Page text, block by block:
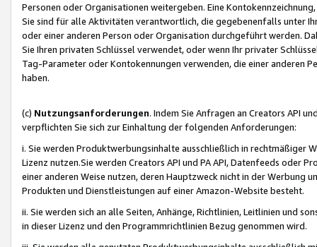
Personen oder Organisationen weitergeben. Eine
Sie sind für alle Aktivitäten verantwortlich, die gegebenenfalls unter
oder einer anderen Person oder Organisation durchgeführt werden.
Sie Ihren privaten Schlüssel verwendet, oder wenn Ihr privater
Tag-Parameter oder Kontokennungen verwenden, die einer anderen
haben.
(c) Nutzungsanforderungen. Indem Sie Anfragen an Creators API
verpflichten Sie sich zur Einhaltung der folgenden Anforderungen:
i. Sie werden Produktwerbungsinhalte ausschließlich in rechtmäßiger
Lizenz nutzen.Sie werden Creators API und PA API, Datenfeeds oder
einer anderen Weise nutzen, deren Hauptzweck nicht in der Werbung
Produkten und Dienstleistungen auf einer Amazon-Website besteht.
ii. Sie werden sich an alle Seiten, Anhänge, Richtlinien, Leitlinien und
in dieser Lizenz und den Programmrichtlinien Bezug genommen wird.